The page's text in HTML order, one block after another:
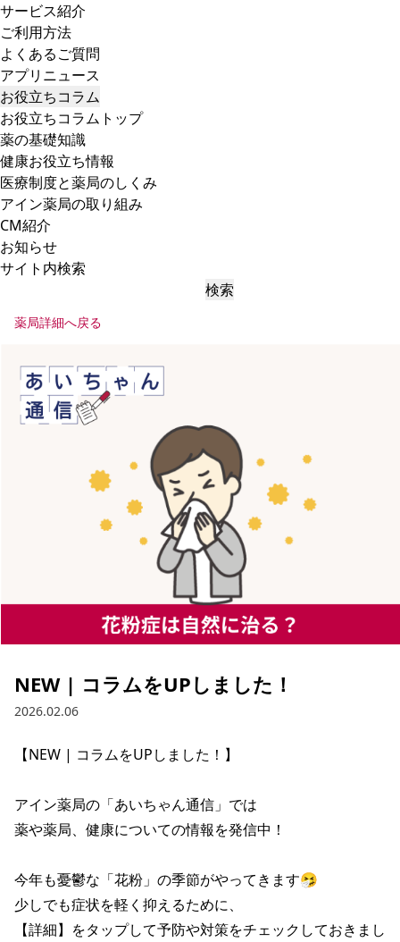
サービス紹介
ご利用方法
よくあるご質問
アプリニュース
お役立ちコラム
お役立ちコラムトップ
薬の基礎知識
健康お役立ち情報
医療制度と薬局のしくみ
アイン薬局の取り組み
CM紹介
お知らせ
サイト内検索
検索
薬局詳細へ戻る
NEW | コラムをUPしました！
2026.02.06
【NEW | コラムをUPしました！】
アイン薬局の「あいちゃん通信」では
薬や薬局、健康についての情報を発信中！
今年も憂鬱な「花粉」の季節がやってきます🤧
少しでも症状を軽く抑えるために、
【詳細】をタップして予防や対策をチェックしておきまし